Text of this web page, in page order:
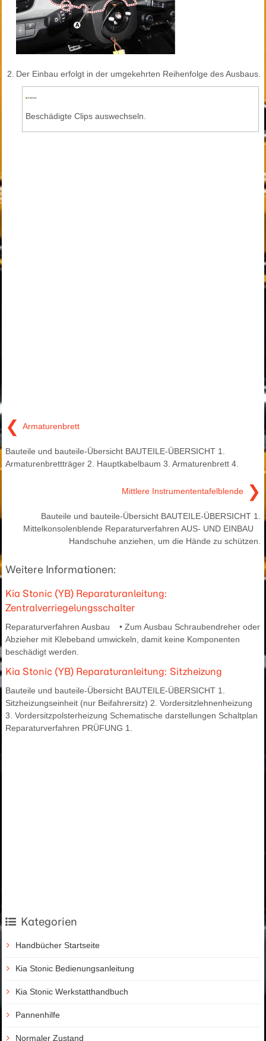
2. Der Einbau erfolgt in der umgekehrten Reihenfolge des Ausbaus.
Beschädigte Clips auswechseln.
❮ Armaturenbrett
Bauteile und bauteile-Übersicht BAUTEILE-ÜBERSICHT 1.
Armaturenbrettträger 2. Hauptkabelbaum 3. Armaturenbrett 4.
Mittlere Instrumententafelblende ❯
Bauteile und bauteile-Übersicht BAUTEILE-ÜBERSICHT 1.
Mittelkonsolenblende Reparaturverfahren AUS- UND EINBAU
Handschuhe anziehen, um die Hände zu schützen.
Weitere Informationen:
Kia Stonic (YB) Reparaturanleitung:
Zentralverriegelungsschalter
Reparaturverfahren Ausbau • Zum Ausbau Schraubendreher oder
Abzieher mit Klebeband umwickeln, damit keine Komponenten
beschädigt werden.
Kia Stonic (YB) Reparaturanleitung: Sitzheizung
Bauteile und bauteile-Übersicht BAUTEILE-ÜBERSICHT 1.
Sitzheizungseinheit (nur Beifahrersitz) 2. Vordersitzlehnenheizung
3. Vordersitzpolsterheizung Schematische darstellungen Schaltplan
Reparaturverfahren PRÜFUNG 1.
Kategorien
Handbücher Startseite
Kia Stonic Bedienungsanleitung
Kia Stonic Werkstatthandbuch
Pannenhilfe
Normaler Zustand